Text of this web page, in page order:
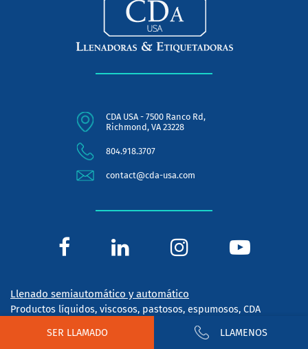
SER LLAMADO LLAMENOS
CDA USA - 7500 Ranco Rd,
Richmond, VA 23228
804.918.3707
contact@cda-usa.com
Llenado semiautomático y automático
Productos líquidos, viscosos, pastosos, espumosos, CDA
automáticas lineales para toda viscosidad y todo sector.